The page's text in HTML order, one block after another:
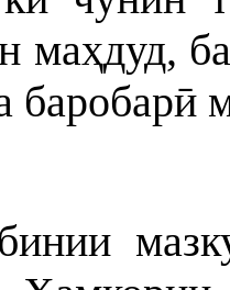
маҳдуд,
баробарӣ